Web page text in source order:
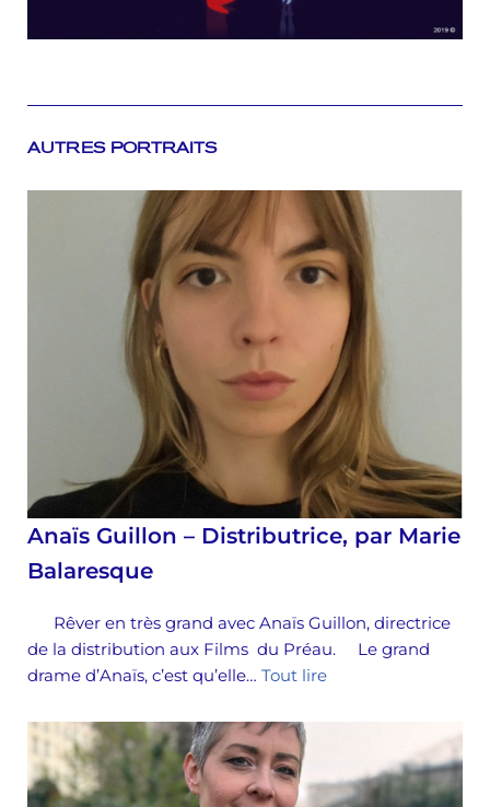
AUTRES PORTRAITS
Anaïs Guillon – Distributrice, par Marie
Balaresque
Rêver en très grand avec Anaïs Guillon, directrice
de la distribution aux Films du Préau. Le grand
drame d’Anaïs, c’est qu’elle… Tout lire